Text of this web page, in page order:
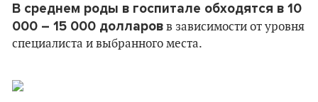
В среднем роды в госпитале обходятся в 10
000 – 15 000 долларов в зависимости от уровня
специалиста и выбранного места.